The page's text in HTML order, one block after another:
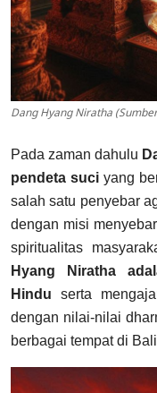
Dang Hyang Niratha
Pada zaman dahulu
pendeta suci yang
salah satu penyebar
dengan misi
spiritualitas
Hyang Niratha
Hindu serta
dengan nilai-nilai
berbagai tempat di